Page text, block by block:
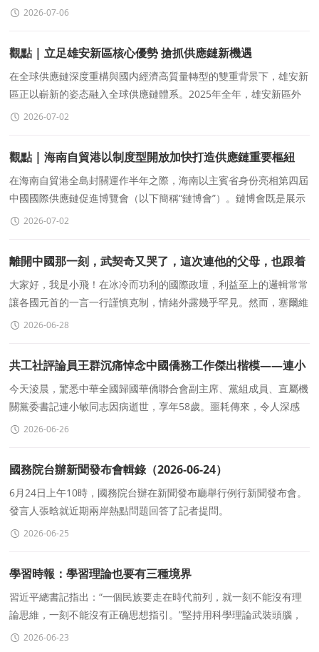
盟”爲核心主題，由國際鄭和學會主辦
2026-07-06
觀點 | 立足雄安新區核心優勢 搶抓供應鏈新機遇
在全球供應鏈深度重構與國内經濟高質量轉型的雙重背景下，雄安新
區正以嶄新的姿态融入全球供應鏈體系。2025年全年，雄安新區外
貿進出口總值達719.5億元，同比增長18.9倍。外貿強
2026-07-02
觀點 | 海南自貿港以制度型開放加快打造供應鏈重要樞紐
在海南自貿港全島封關運作半年之際，海南以主賓省身份亮相第四屆
中國國際供應鏈促進博覽會（以下簡稱“鏈博會”）。鏈博會既是展示
海南自貿港開放成效的重要窗口，也爲全
2026-07-02
離開中國那一刻，武契奇又哭了，這次連他的父母，也跟着
動容
大家好，我是小飛！在冰冷而功利的國際政壇，利益至上的邏輯常常
讓各國元首的一言一行謹慎克制，情緒外露幾乎罕見。然而，塞爾維
亞總統武契奇的這次訪華之旅，卻徹底打破了這種政壇常态
2026-06-28
共工社評論員王群沉痛悼念中國僑務工作傑出楷模——連小
敏同志
今天淩晨，驚悉中華全國歸國華僑聯合會副主席、黨組成員、直屬機
關黨委書記連小敏同志因病逝世，享年58歲。噩耗傳來，令人深感
悲痛與惋惜。
2026-06-26
國務院台辦新聞發布會輯錄（2026-06-24）
6月24日上午10時，國務院台辦在新聞發布廳舉行例行新聞發布會。
發言人張晗就近期兩岸熱點問題回答了記者提問。
2026-06-25
學習時報：學習理論也要有三種境界
習近平總書記指出：“一個民族要走在時代前列，就一刻不能沒有理
論思維，一刻不能沒有正确思想指引。”堅持用科學理論武裝頭腦，
把系統掌握馬克思主義基本理論作爲看家本
2026-06-23